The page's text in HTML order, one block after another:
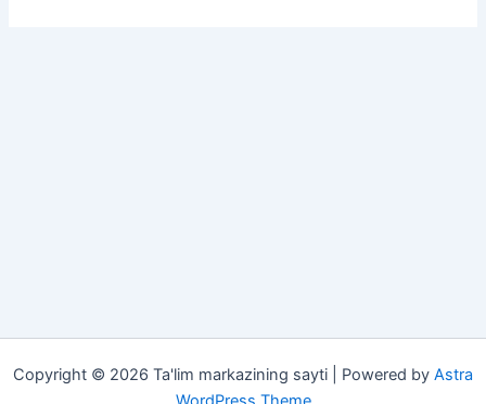
Copyright © 2026 Ta'lim markazining sayti | Powered by Astra